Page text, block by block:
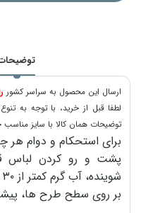
ارسال این محصول به سراسر کشور
لطفا قبل از خرید، با توجه به
توضیحات همان کالا با سایز
برای استحکام و دوام هر
پشت و رو کردن لباس
بر روی سطح طرح ها،